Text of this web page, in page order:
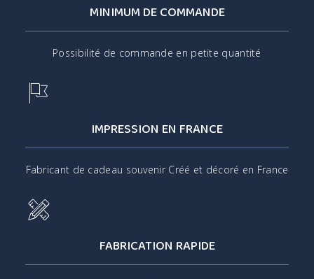
MINIMUM DE COMMANDE
Possibilité de commande en petite quantité
IMPRESSION EN FRANCE
Fabricant de cadeau souvenir Créé et décoré en France
FABRICATION RAPIDE